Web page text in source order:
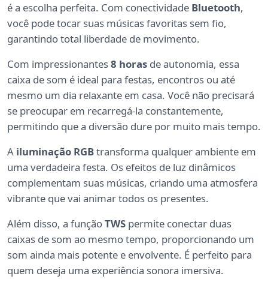
é a escolha perfeita. Com conectividade Bluetooth,
você pode tocar suas músicas favoritas sem fio,
garantindo total liberdade de movimento.
Com impressionantes8 horas de autonomia, essa
caixa de som é ideal para festas, encontros ou até
mesmo um dia relaxante em casa. Você não precisará
se preocupar em recarregá-la constantemente,
permitindo que a diversão dure por muito mais tempo.
A iluminação RGBtransforma qualquer ambiente em
uma verdadeira festa. Os efeitos de luz dinâmicos
complementam suas músicas, criando uma atmosfera
vibrante que vai animar todos os presentes.
Além disso, a funçãoTWS permite conectar duas
caixas de som ao mesmo tempo, proporcionando um
som ainda mais potente e envolvente. É perfeito para
quem deseja uma experiência sonora imersiva.